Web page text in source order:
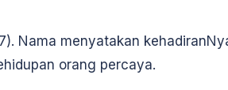
Nama menyatakan
orang percaya.